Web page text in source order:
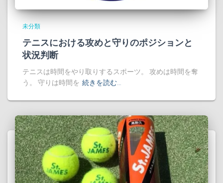
未分類
テニスにおける攻めと守りのポジションと
状況判断
テニスは時間をやり取りするスポーツ。 攻めは時間を奪
う。 守りは時間を 続きを読む…